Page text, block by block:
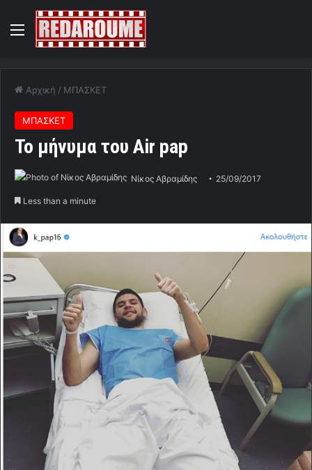
Menu
Αρχική / ΜΠΑΣΚΕΤ
ΜΠΑΣΚΕΤ
Το μήνυμα του Air pap
Νίκος Αβραμίδης 25/09/2017
Less than a minute